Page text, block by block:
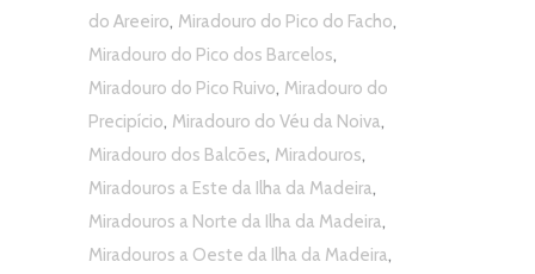
do Areeiro, Miradouro do Pico do Facho,
Miradouro do Pico dos Barcelos,
Miradouro do Pico Ruivo, Miradouro do
Precipício, Miradouro do Véu da Noiva,
Miradouro dos Balcões, Miradouros,
Miradouros a Este da Ilha da Madeira,
Miradouros a Norte da Ilha da Madeira,
Miradouros a Oeste da Ilha da Madeira,